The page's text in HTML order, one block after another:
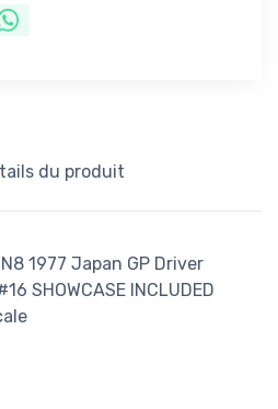
du produit
1977 Japan GP Driver
SHOWCASE INCLUDED